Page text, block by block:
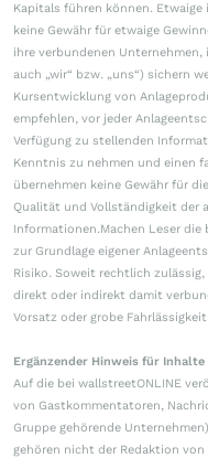
Kapitals führen können. Etwaige
keine Gewähr für etwaige
ihre verbundenen
auch „wir“ bzw. „uns“) sichern
Kursentwicklung von
empfehlen, vor jeder
Verfügung zu stellenden
Kenntnis zu nehmen und einen
übernehmen keine Gewähr für
Qualität und Vollständigkeit der
Informationen.Machen Leser
zur Grundlage eigener
Risiko. Soweit rechtlich
direkt oder indirekt damit
Vorsatz oder grobe
Ergänzender Hinweis für
Auf die bei wallstreetONLINE
von Gastkommentatoren,
Gruppe gehörende
gehören nicht der Redaktion